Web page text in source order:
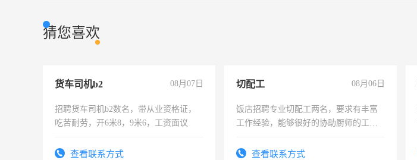
猜您喜欢
货车司机b2 08月07日
招聘货车司机b2数名，带从业资格证，
吃苦耐劳，开6米8，9米6，工资面议
查看联系方式
切配工 08月06日
饭店招聘专业切配工两名，要求有丰富
工作经验，能够很好的协助厨师的工
4500。查看联系方式